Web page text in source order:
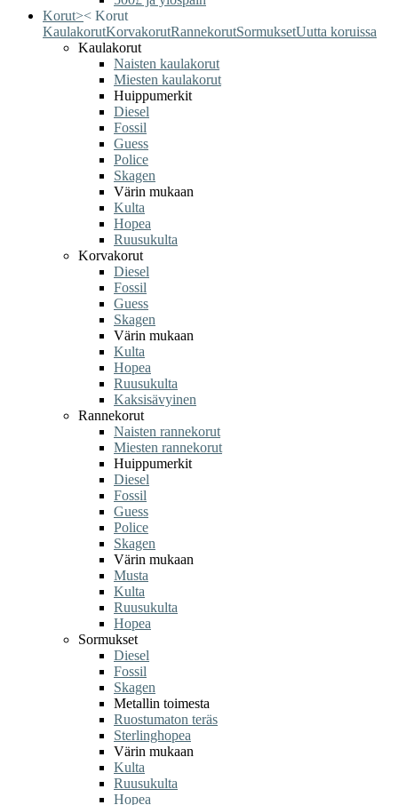
Korut>< Korut
KaulakorutKorvakorutRannekorutSormuksetUutta koruissa
Kaulakorut
Naisten kaulakorut
Miesten kaulakorut
Huippumerkit
Diesel
Fossil
Guess
Police
Skagen
Värin mukaan
Kulta
Hopea
Ruusukulta
Korvakorut
Diesel
Fossil
Guess
Skagen
Värin mukaan
Kulta
Hopea
Ruusukulta
Kaksisävyinen
Rannekorut
Naisten rannekorut
Miesten rannekorut
Huippumerkit
Diesel
Fossil
Guess
Police
Skagen
Värin mukaan
Musta
Kulta
Ruusukulta
Hopea
Sormukset
Diesel
Fossil
Skagen
Metallin toimesta
Ruostumaton teräs
Sterlinghopea
Värin mukaan
Kulta
Ruusukulta
Hopea